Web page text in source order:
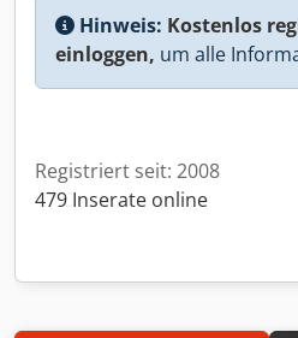
Hinweis: Kostenlos
einloggen, um alle
Registriert seit: 2008
479 Inserate online